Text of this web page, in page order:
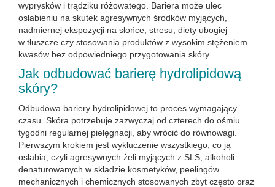
wyprysków i trądziku różowatego. Bariera może ulec
osłabieniu na skutek agresywnych środków myjących,
nadmiernej ekspozycji na słońce, stresu, diety ubogiej
w tłuszcze czy stosowania produktów z wysokim stężeniem
kwasów bez odpowiedniego przygotowania skóry.
Jak odbudować barierę hydrolipidową
skóry?
Odbudowa bariery hydrolipidowej to proces wymagający
czasu. Skóra potrzebuje zazwyczaj od czterech do ośmiu
tygodni regularnej pielęgnacji, aby wrócić do równowagi.
Pierwszym krokiem jest wykluczenie wszystkiego, co ją
osłabia, czyli agresywnych żeli myjących z SLS, alkoholi
denaturowanych w składzie kosmetyków, peelingów
mechanicznych i chemicznych stosowanych zbyt często oraz